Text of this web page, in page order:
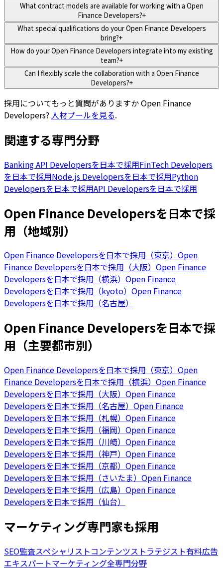
What contract models are available for working with a Open
Finance Developers?+
What special qualifications do your Open Finance Developers
bring?+
How do your Open Finance Developers integrate into my existing
team?+
Can I flexibly scale the collaboration with a Open Finance
Developers?+
採用についてもっと質問がありますかOpen Finance
Developers? 人材プールを見る.
関連する専門分野
Banking API Developersを日本で採用FinTech Developers
を日本で採用Node.js Developersを日本で採用Python
Developersを日本で採用API Developersを日本で採用
Open Finance Developersを日本で採
用（地域別）
Open Finance Developersを日本で採用（東京） Open
Finance Developersを日本で採用（大阪） Open Finance
Developersを日本で採用（横浜） Open Finance
Developersを日本で採用（kyoto） Open Finance
Developersを日本で採用（名古屋）
Open Finance Developersを日本で採
用（主要都市別）
Open Finance Developersを日本で採用（東京） Open
Finance Developersを日本で採用（横浜） Open Finance
Developersを日本で採用（大阪） Open Finance
Developersを日本で採用（名古屋） Open Finance
Developersを日本で採用（札幌） Open Finance
Developersを日本で採用（福岡） Open Finance
Developersを日本で採用（川崎） Open Finance
Developersを日本で採用（神戸） Open Finance
Developersを日本で採用（京都） Open Finance
Developersを日本で採用（さいたま） Open Finance
Developersを日本で採用（広島） Open Finance
Developersを日本で採用（仙台）
マーケティング専門家も採用
SEO監査スペシャリストコンテンツストラテジスト有料広告
エキスパートマーケティング全専門分野